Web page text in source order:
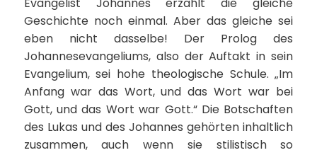
Evangelist Johannes erzählt die gleiche
Geschichte noch einmal. Aber das gleiche sei
eben nicht dasselbe! Der Prolog des
Johannesevangeliums, also der Auftakt in sein
Evangelium, sei hohe theologische Schule. „Im
Anfang war das Wort, und das Wort war bei
Gott, und das Wort war Gott.“ Die Botschaften
des Lukas und des Johannes gehörten inhaltlich
zusammen, auch wenn sie stilistisch so